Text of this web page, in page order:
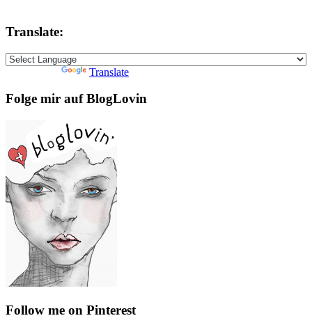
Translate:
Translate
Folge mir auf BlogLovin
Follow me on Pinterest